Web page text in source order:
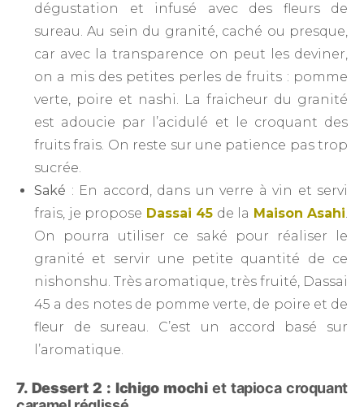
dégustation et infusé avec des fleurs de
sureau. Au sein du granité, caché ou presque,
car avec la transparence on peut les deviner,
on a mis des petites perles de fruits : pomme
verte, poire et nashi. La fraicheur du granité
est adoucie par l’acidulé et le croquant des
fruits frais. On reste sur une patience pas trop
sucrée.
Saké : En accord, dans un verre à vin et servi
frais, je propose Dassai 45 de la Maison Asahi.
On pourra utiliser ce saké pour réaliser le
granité et servir une petite quantité de ce
nishonshu. Très aromatique, très fruité, Dassai
45 a des notes de pomme verte, de poire et de
fleur de sureau. C’est un accord basé sur
l’aromatique.
7. Dessert 2 : Ichigo mochiet tapioca croquant